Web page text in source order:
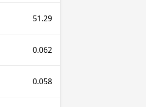
51.29
0.062
0.058